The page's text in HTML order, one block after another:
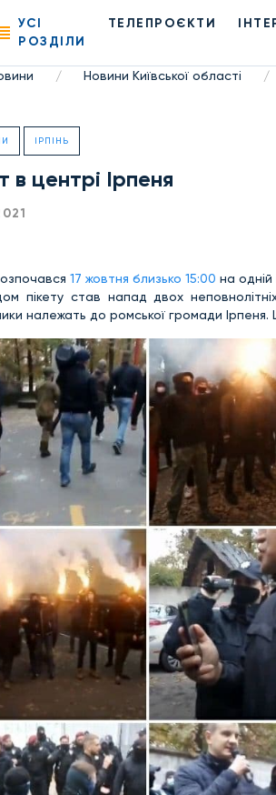
УСІ
РОЗДІЛИ
ТЕЛЕПРОЄКТИ
/ Новини Київської області /
ІРПІНЬ
в центрі Ірпеня
17 жовтня близько 15:00 на одній
пікету став напад двох
належать до ромської громади Ірпеня.